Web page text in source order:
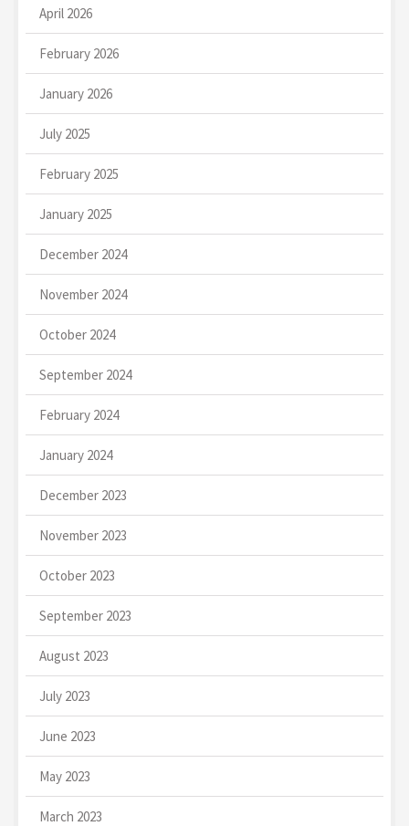
April 2026
February 2026
January 2026
July 2025
February 2025
January 2025
December 2024
November 2024
October 2024
September 2024
February 2024
January 2024
December 2023
November 2023
October 2023
September 2023
August 2023
July 2023
June 2023
May 2023
March 2023